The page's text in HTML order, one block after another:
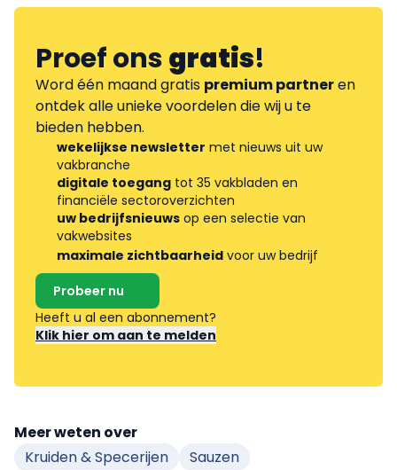
Proef onsgratis!
Word één maand gratis premium partneren
ontdek alle unieke voordelen die wij u te
bieden hebben.
wekelijkse newsletter met nieuws uit uw
vakbranche
digitale toegang tot 35 vakbladen en
financiële sectoroverzichten
uw bedrijfsnieuws op een selectie van
vakwebsites
maximale zichtbaarheid voor uw bedrijf
Probeer nu
Heeft u al een abonnement?
Klik hier om aan te melden
Meer weten over
Kruiden & Specerijen
Sauzen